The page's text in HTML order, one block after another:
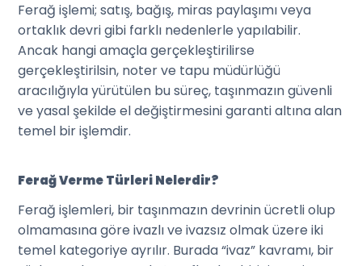
Ferağ işlemi; satış, bağış, miras paylaşımı veya
ortaklık devri gibi farklı nedenlerle yapılabilir.
Ancak hangi amaçla gerçekleştirilirse
gerçekleştirilsin, noter ve tapu müdürlüğü
aracılığıyla yürütülen bu süreç, taşınmazın güvenli
ve yasal şekilde el değiştirmesini garanti altına alan
temel bir işlemdir.
Ferağ Verme Türleri Nelerdir?
Ferağ işlemleri, bir taşınmazın devrinin ücretli olup
olmamasına göre ivazlı ve ivazsız olmak üzere iki
temel kategoriye ayrılır. Burada “ivaz” kavramı, bir